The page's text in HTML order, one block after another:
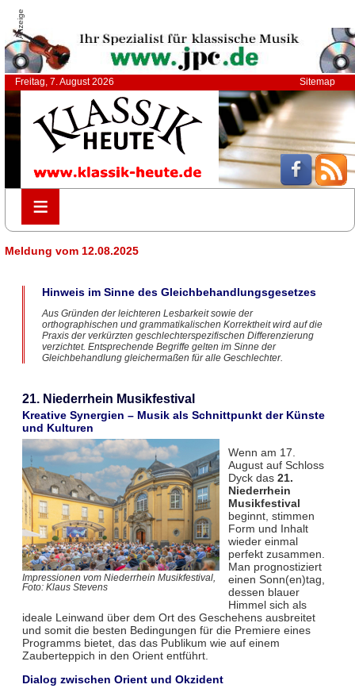
Anzeige
Freitag, 7. August 2026 Sitemap
≡
≡
Meldung vom 12.08.2025
Hinweis im Sinne des Gleichbehandlungsgesetzes
Aus Gründen der leichteren Lesbarkeit sowie der
orthographischen und grammatikalischen Korrektheit wird auf die
Praxis der verkürzten geschlechterspezifischen Differenzierung
verzichtet. Entsprechende Begriffe gelten im Sinne der
Gleichbehandlung gleichermaßen für alle Geschlechter.
21. Niederrhein Musikfestival
Kreative Synergien – Musik als Schnittpunkt der Künste
und Kulturen
Impressionen vom Niederrhein Musikfestival,
Foto: Klaus Stevens
Wenn am 17.
August auf Schloss
Dyck das 21.
Niederrhein
Musikfestival
beginnt, stimmen
Form und Inhalt
wieder einmal
perfekt zusammen.
Man prognostiziert
einen Sonn(en)tag,
dessen blauer
Himmel sich als
ideale Leinwand über dem Ort des Geschehens ausbreitet
und somit die besten Bedingungen für die Premiere eines
Programms bietet, das das Publikum wie auf einem
Zauberteppich in den Orient entführt.
Dialog zwischen Orient und Okzident